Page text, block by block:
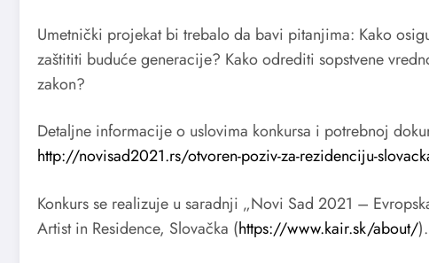
Umetnički projekat bi trebalo da bavi pitanjima: Kako
zaštititi buduće generacije? Kako odrediti sopstvene
zakon?
Detaljne informacije o uslovima konkursa i potrebnoj
http://novisad2021.rs/otvoren-poziv-za-rezidenciju-
Konkurs se realizuje u saradnji „Novi Sad 2021 –
Artist in Residence, Slovačka (https://www.kair.sk/about/).